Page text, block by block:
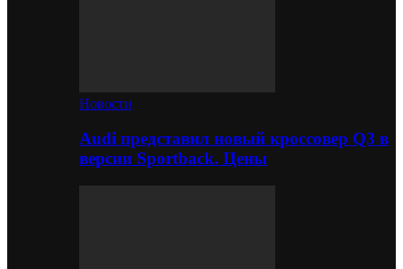
Новости
Audi представил новый кроссовер Q3 в
версии Sportback. Цены